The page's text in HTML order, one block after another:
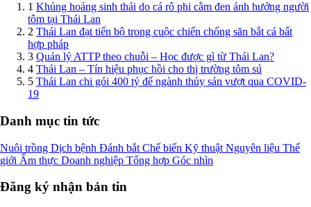
1 Khủng hoảng sinh thái do cá rô phi cằm đen ảnh hưởng người
tôm tại Thái Lan
2 Thái Lan đạt tiến bộ trong cuộc chiến chống săn bắt cá bất
hợp pháp
3 Quản lý ATTP theo chuỗi – Học được gì từ Thái Lan?
4 Thái Lan – Tín hiệu phục hồi cho thị trường tôm sú
5 Thái Lan chi gói 400 tỷ để ngành thủy sản vượt qua COVID-
19
Danh mục tin tức
Nuôi trồng Dịch bệnh Đánh bắt Chế biến Kỹ thuật Nguyên liệu Thế
giới Ẩm thực Doanh nghiệp Tổng hợp Góc nhìn
Đăng ký nhận bản tin